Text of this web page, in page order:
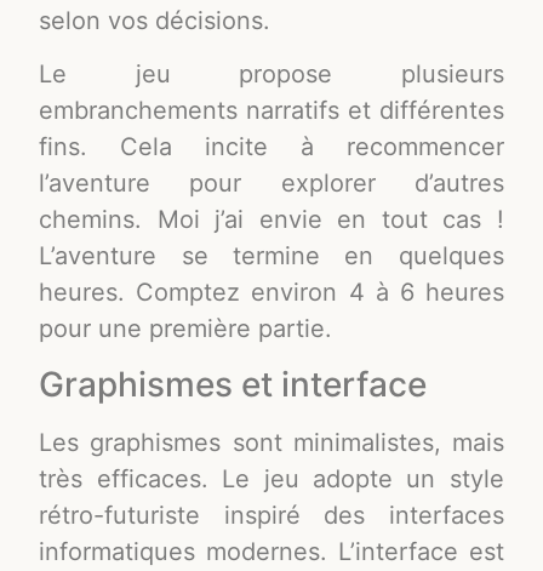
selon vos décisions.
Le jeu propose plusieurs
embranchements narratifs et différentes
fins. Cela incite à recommencer
l’aventure pour explorer d’autres
chemins. Moi j’ai envie en tout cas !
L’aventure se termine en quelques
heures. Comptez environ 4 à 6 heures
pour une première partie.
Graphismes et interface
Les graphismes sont minimalistes, mais
très efficaces. Le jeu adopte un style
rétro-futuriste inspiré des interfaces
informatiques modernes. L’interface est